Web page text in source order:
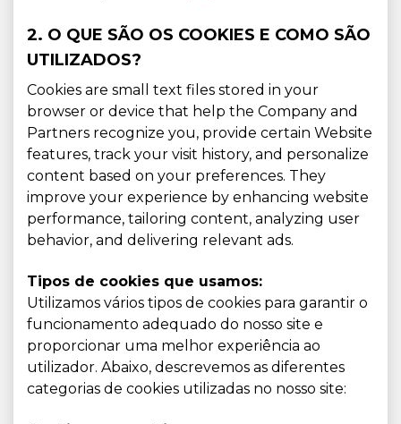
2. O QUE SÃO OS COOKIES E COMO SÃO
UTILIZADOS?
Cookies are small text files stored in your
browser or device that help the Company and
Partners recognize you, provide certain Website
features, track your visit history, and personalize
content based on your preferences. They
improve your experience by enhancing website
performance, tailoring content, analyzing user
behavior, and delivering relevant ads.
Tipos de cookies que usamos:
Utilizamos vários tipos de cookies para garantir o
funcionamento adequado do nosso site e
proporcionar uma melhor experiência ao
utilizador. Abaixo, descrevemos as diferentes
categorias de cookies utilizadas no nosso site: